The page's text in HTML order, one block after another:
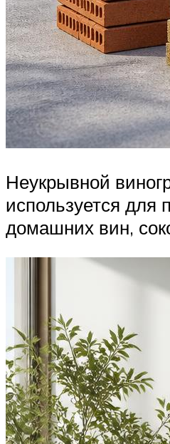
Неукрывной
используется для
домашних вин,